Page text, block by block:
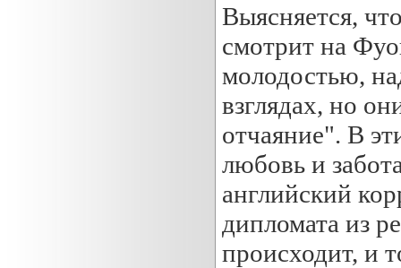
Выясняется,
смотрит на
молодостью,
взглядах, но
отчаяние". В
любовь и
английский
дипломата из
происходит, и